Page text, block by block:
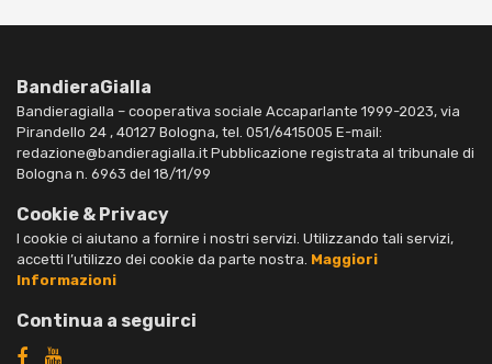
BandieraGialla
Bandieragialla – cooperativa sociale Accaparlante 1999-2023, via
Pirandello 24 , 40127 Bologna, tel. 051/6415005 E-mail:
redazione@bandieragialla.it Pubblicazione registrata al tribunale di
Bologna n. 6963 del 18/11/99
Cookie & Privacy
I cookie ci aiutano a fornire i nostri servizi. Utilizzando tali servizi,
accetti l’utilizzo dei cookie da parte nostra. Maggiori
Informazioni
Continua a seguirci